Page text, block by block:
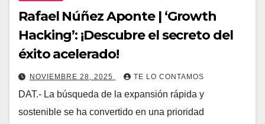
Rafael Núñez Aponte | ‘Growth
Hacking’: ¡Descubre el secreto del
éxito acelerado!
NOVIEMBRE 28, 2025 TE LO CONTAMOS
DAT.- La búsqueda de la expansión rápida y
sostenible se ha convertido en una prioridad